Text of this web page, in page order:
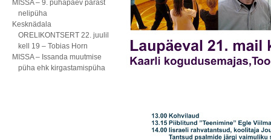
MISSA – 9. pühapäev pärast
nelipüha
Kesknädala
ORELIKONTSERT 22. juulil
kell 19 – Tobias Horn
MISSA – Issanda muutmise
püha ehk kirgastamispüha